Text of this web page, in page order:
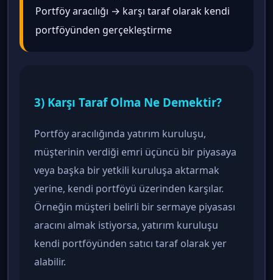
Portföy aracılığı → karşı taraf olarak kendi
portföyünden gerçekleştirme
3) Karşı Taraf Olma Ne Demektir?
Portföy aracılığında yatırım kuruluşu,
müşterinin verdiği emri üçüncü bir piyasaya
veya başka bir yetkili kuruluşa aktarmak
yerine, kendi portföyü üzerinden karşılar.
Örneğin müşteri belirli bir sermaye piyasası
aracını almak istiyorsa, yatırım kuruluşu
kendi portföyünden satıcı taraf olarak yer
alabilir.